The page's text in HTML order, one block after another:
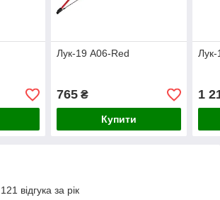
Лук-19 A06-Red
765₴
Купити
1
відгука за рік